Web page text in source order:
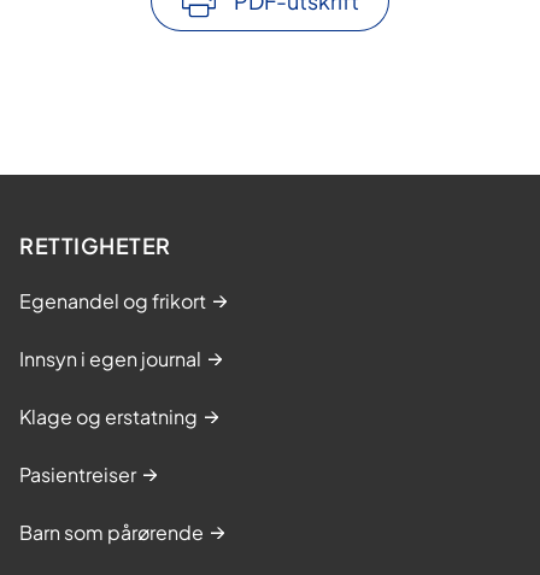
RETTIGHETER
Egenandel og frikort
Innsyn i egen journal
Klage og erstatning
Pasientreiser
Barn som pårørende